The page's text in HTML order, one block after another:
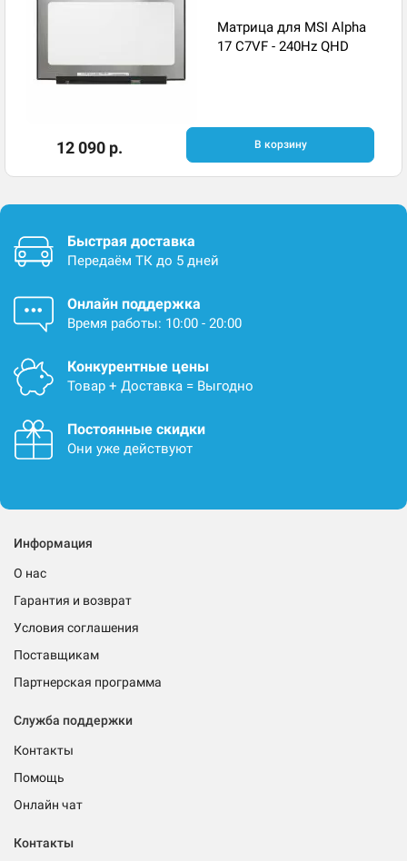
Матрица для MSI Alpha
17 C7VF - 240Hz QHD
12 090 р. В корзину
Быстрая доставка
Передаём ТК до 5 дней
Онлайн поддержка
Время работы: 10:00 - 20:00
Конкурентные цены
Товар + Доставка = Выгодно
Постоянные скидки
Они уже действуют
Информация
О нас
Гарантия и возврат
Условия соглашения
Поставщикам
Партнерская программа
Служба поддержки
Контакты
Помощь
Онлайн чат
Контакты